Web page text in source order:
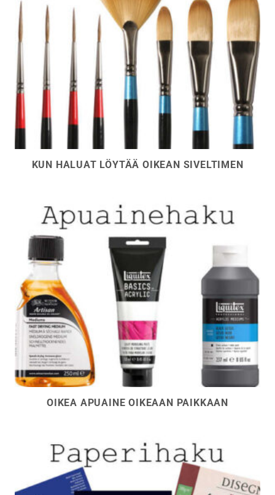
KUN HALUAT LÖYTÄÄ OIKEAN SIVELTIMEN
OIKEA APUAINE OIKEAAN PAIKKAAN